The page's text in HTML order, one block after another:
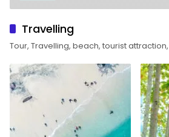
Travelling
Tour, Travelling, beach, tourist attraction,